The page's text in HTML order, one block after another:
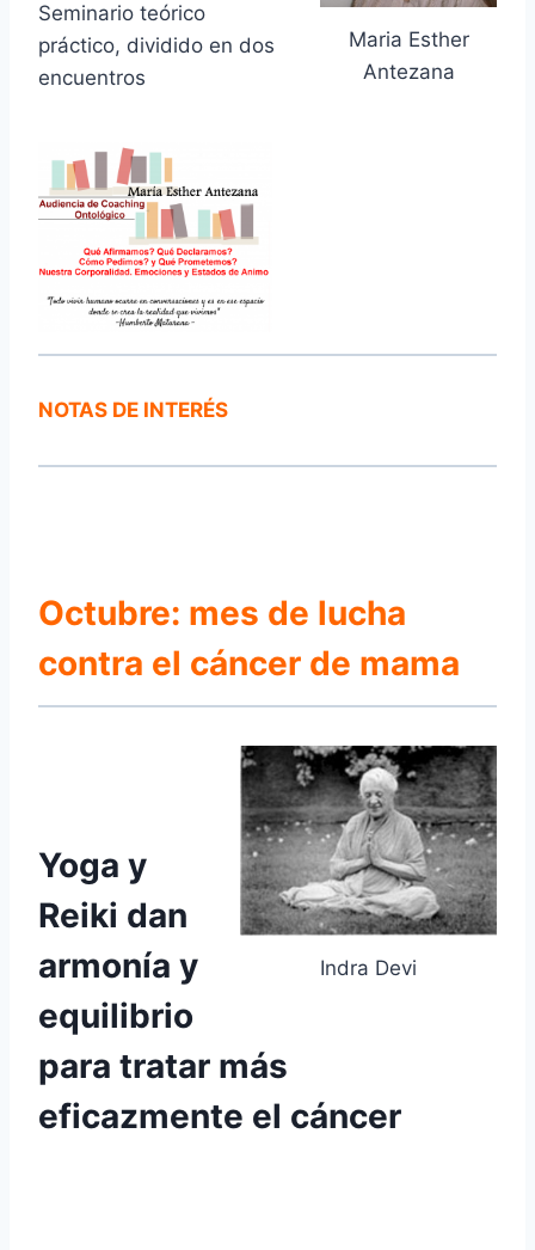
Maria Esther
Antezana
Seminario teórico
práctico, dividido en dos
encuentros
NOTAS DE INTERÉS
Octubre: mes de lucha
contra el cáncer de mama
Indra Devi
Yoga y
Reiki dan
armonía y
equilibrio
para tratar más
eficazmente el cáncer